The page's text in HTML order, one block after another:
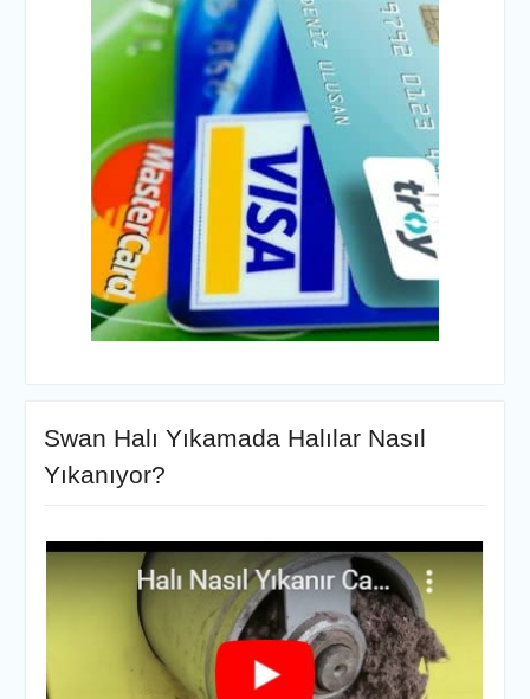
Swan Halı Yıkamada Halılar Nasıl
Yıkanıyor?